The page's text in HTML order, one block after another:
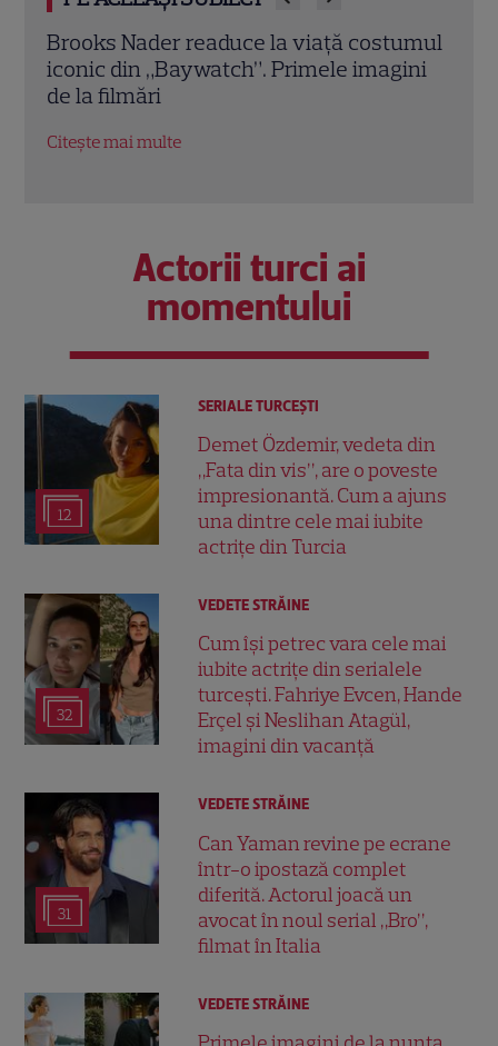
Demet Özdemir, vedeta din „Fata din
vis”, are o poveste impresionantă. Cum a
ajuns una dintre cele mai iubite actrițe
Actorii turci ai
momentului
12
SERIALE TURCEŞTI
Demet Özdemir, vedeta din
„Fata din vis”, are o poveste
impresionantă. Cum a ajuns
una dintre cele mai iubite
actrițe din Turcia
32
VEDETE STRĂINE
Cum își petrec vara cele mai
iubite actrițe din serialele
turcești. Fahriye Evcen, Hande
Erçel și Neslihan Atagül,
imagini din vacanță
31
VEDETE STRĂINE
Can Yaman revine pe ecrane
într-o ipostază complet
diferită. Actorul joacă un
avocat în noul serial „Bro”,
filmat în Italia
VEDETE STRĂINE